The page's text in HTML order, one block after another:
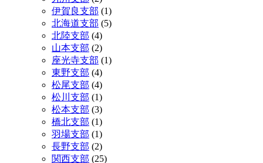
伊賀良支部 (1)
北海道支部 (5)
北陸支部 (4)
山本支部 (2)
座光寺支部 (1)
東野支部 (4)
松尾支部 (4)
松川支部 (1)
松本支部 (3)
橋北支部 (1)
羽場支部 (1)
長野支部 (2)
関西支部 (25)